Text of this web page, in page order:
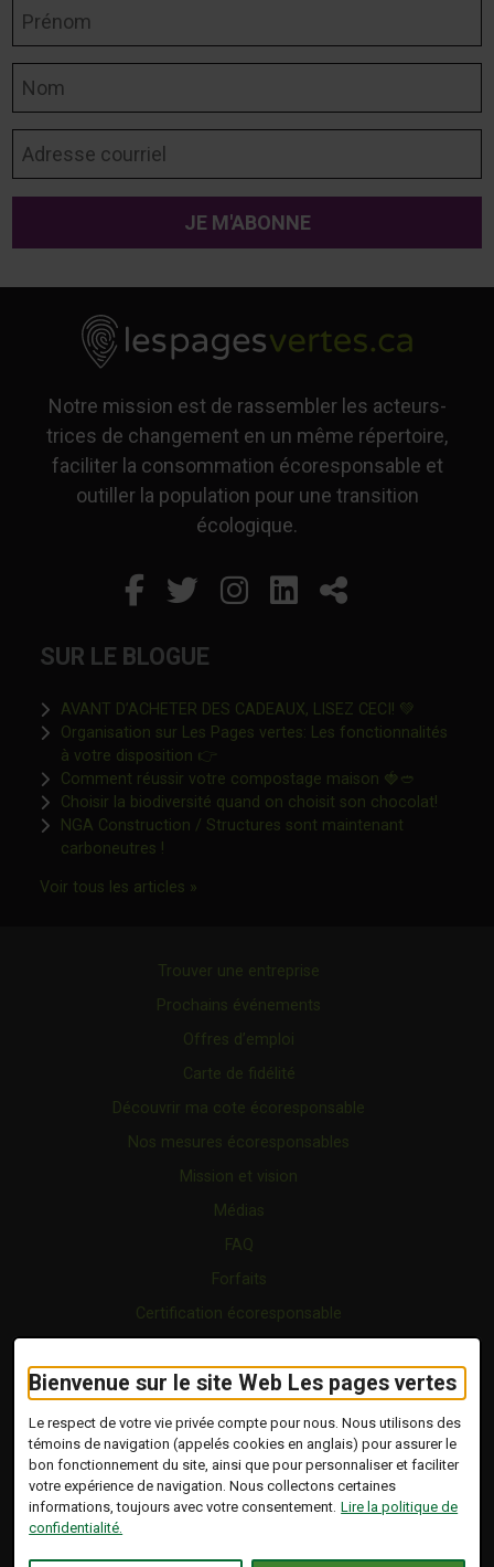
Bienvenue sur le site Web Les pages vertes
Le respect de votre vie privée compte pour nous. Nous utilisons des
témoins de navigation (appelés cookies en anglais) pour assurer le
bon fonctionnement du site, ainsi que pour personnaliser et faciliter
votre expérience de navigation. Nous collectons certaines
informations, toujours avec votre consentement. Lire la politique de
confidentialité.
Notre mission est de rassembler les acteurs-
trices de changement en un même répertoire,
faciliter la consommation écoresponsable et
outiller la population pour une transition
écologique.
Facebook
Ce lien s'ouvrira dans
Twitter
Ce lien s'ouvrira
Instagram
Ce lien s'ouvrira
LinkedIn
Ce lien
Partager
SUR LE BLOGUE
AVANT D’ACHETER DES CADEAUX, LISEZ CECI! 💚
Organisation sur Les Pages vertes: Les fonctionnalités
à votre disposition 👉Ce lien s'ouvrira dans une nouvelle
Comment réussir votre compostage maison 🍓🥙
Choisir la biodiversité quand on choisit son chocolat!Ce lien
NGA Construction / Structures sont maintenant
carboneutres !Ce lien s'ouvrira dans une nouvelle fenêtre"
Voir tous les articles »Ce lien s'ouvrira dans une nouvelle
Trouver une entreprise
Prochains événements
Offres d’emploi
Carte de fidélité
Découvrir ma cote écoresponsable
Nos mesures écoresponsables
Mission et vision
Médias
FAQ
Forfaits
Certification écoresponsable
Vidéo
Blogue
Copyright © 2026 Tous droits réservés.
Les Pages Vertes | Répertoire d'entreprises
écoresponsables.
Conception :Ekloweb Ce lien s'ouvrira dans